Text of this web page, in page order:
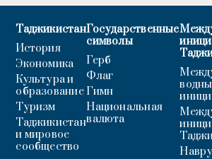
Таджикистан
История
Экономика
Культура и
образование
Туризм
Таджикистан
и мировое
сообщество
Государственные
символы
Герб
Флаг
Гимн
Национальная
валюта